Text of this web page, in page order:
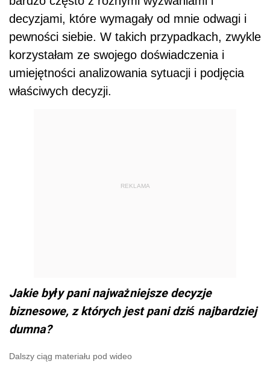
decyzjami, które wymagały od mnie odwagi i
pewności siebie. W takich przypadkach, zwykle
korzystałam ze swojego doświadczenia i
umiejętności analizowania sytuacji i podjęcia
właściwych decyzji.
REKLAMA
Jakie były pani najważniejsze decyzje
biznesowe, z których jest pani dziś najbardziej
dumna?
Dalszy ciąg materiału pod wideo